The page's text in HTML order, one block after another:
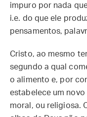
impuro por nada
i.e. do que ele
pensamentos,
Cristo, ao mesmo
segundo a qual
o alimento e, por
estabelece um
moral, ou religiosa.